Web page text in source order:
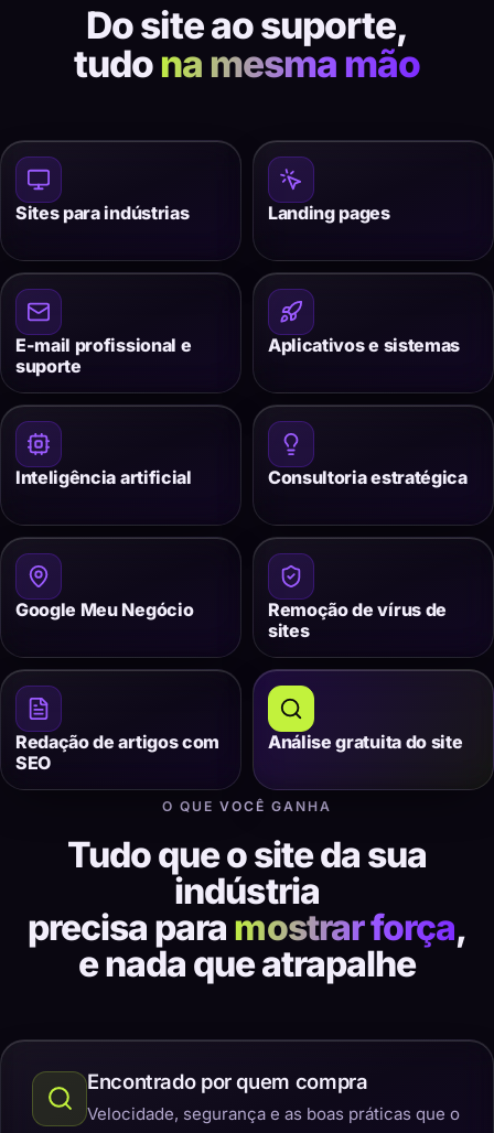
Do site ao suporte,
tudona mesma mão
Sites para indústrias Landing pages
E-mail profissional e
suporte
Aplicativos e sistemas
Inteligência artificial Consultoria estratégica
Google Meu Negócio
Remoção de vírus de
sites
Redação de artigos com
SEO
Análise gratuita do site
O QUE VOCÊ GANHA
Tudo que o site da sua
indústria
precisa para mostrar força,
e nada que atrapalhe
Encontrado por quem compra
Velocidade, segurança e as boas práticas que o